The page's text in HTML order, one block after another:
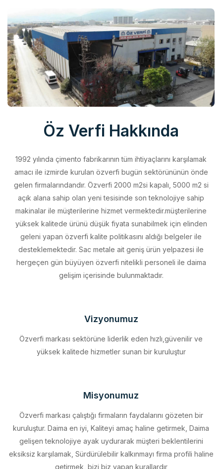
Öz Verfi Hakkında
1992 yılında çimento fabrikarının tüm ihtiyaçlarını karşılamak
gelen firmalarındandır. Özverfi 2000 m2si kapalı, 5000 m2 si
açık alana sahip olan yeni tesisinde son teknolojiye sahip
makinalar ile müşterilerine hizmet vermektedir.müşterilerine
yüksek kalitede ürünü düşük fiyata sunabilmek için elinden
geleni yapan özverfi kalite politikasını aldığı belgeler ile
desteklemektedir. Sac metale ait geniş ürün yelpazesi ile
hergeçen gün büyüyen özverfi nitelikli personeli ile daima
gelişim içerisinde bulunmaktadır.
Özverfi markası sektörüne liderlik eden hızlı,güvenilir ve
Özverfi markası çalıştığı firmaların faydalarını gözeten bir
gelişen teknolojiye ayak uydurarak müşteri beklentilerini
eksiksiz karşılamak, Sürdürülebilir kalkınmayı firma profili haline
getirmek, bizi biz yapan kurallardır